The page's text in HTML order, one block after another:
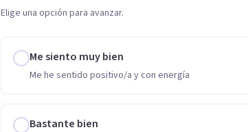
Elige una opción para avanzar.
Me siento muy bien
Me he sentido positivo/a y con energía
Bastante bien